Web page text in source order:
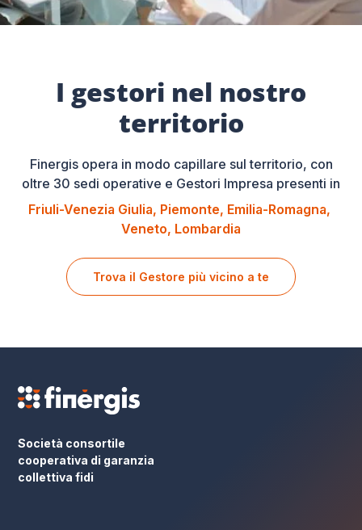
I gestori nel nostro
territorio
Finergis opera in modo capillare sul territorio, con
oltre 30 sedi operative e Gestori Impresa presenti in
Friuli-Venezia Giulia Piemonte Emilia-Romagna
Veneto Lombardia
Trova il Gestore più vicino a te
Società consortile
cooperativa di garanzia
collettiva fidi